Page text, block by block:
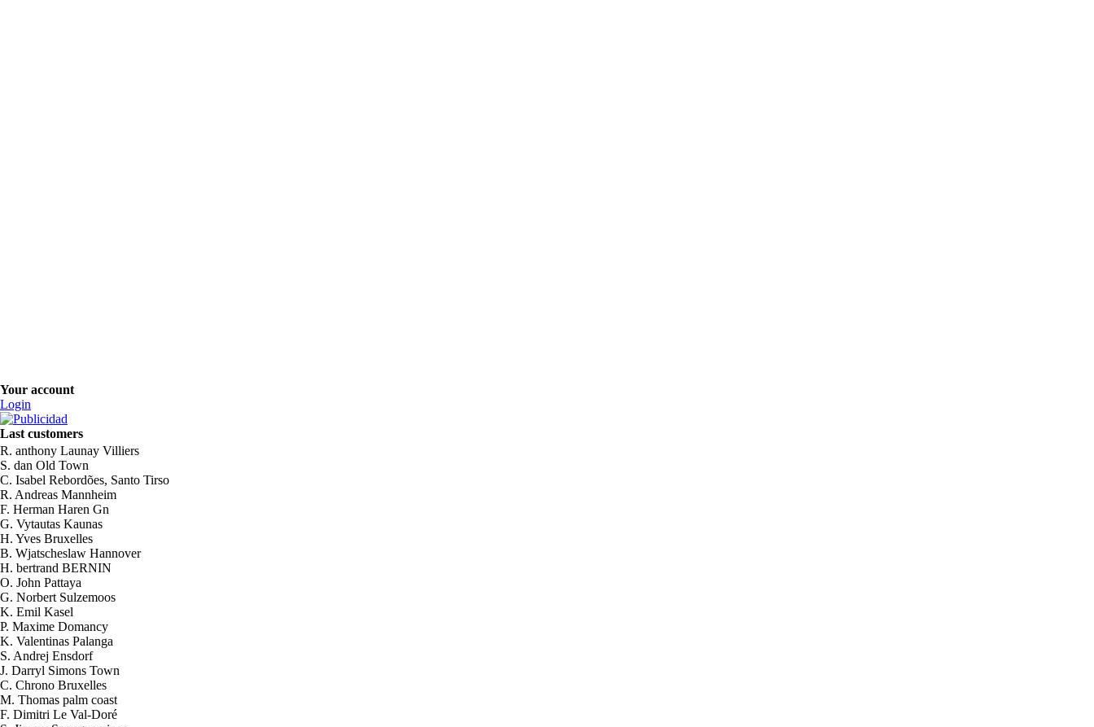
Your account
Login
Last customers
R. anthony Launay Villiers
S. dan Old Town
C. Isabel Rebordões, Santo Tirso
R. Andreas Mannheim
F. Herman Haren Gn
G. Vytautas Kaunas
H. Yves Bruxelles
B. Wjatscheslaw Hannover
H. bertrand BERNIN
O. John Pattaya
G. Norbert Sulzemoos
K. Emil Kasel
P. Maxime Domancy
K. Valentinas Palanga
S. Andrej Ensdorf
J. Darryl Simons Town
C. Chrono Bruxelles
M. Thomas palm coast
F. Dimitri Le Val-Doré